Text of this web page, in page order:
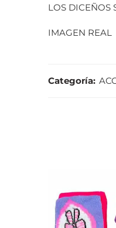
LOS DICEÑOS
IMAGEN REAL
Categoría: